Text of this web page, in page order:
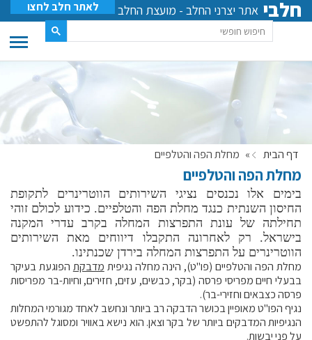
חלבי אתר יצרני החלב - מועצת החלב לאתר חלב לחצו
דף הבית » מחלת הפה והטלפיים
מחלת הפה והטלפיים
בימים אלו נכנסים נציגי השירותים הווטרינרים לתקופת
החיסון השנתית כנגד מחלת הפה והטלפיים. כידוע לכולם זוהי
תחילתה של עונת התפרצות המחלה בקרב עדרי המקנה
בישראל. רק לאחרונה התקבלו דיווחים מאת השירותים
הווטרינרים על התפרצות המחלה בירדן שכנתינו.
מחלת הפה והטלפיים (פו"ט), הינה מחלה נגיפית מדבקת הפוגעת בעיקר
בבעלי חיים מפריסי פרסה (בקר, כבשים, עזים, חזירים, וחיות-בר מפריסות
פרסה כצבאים וחזירי-בר).
נגיף הפו"ט מאופיין בכושר הדבקה רב ביותר ונחשב לאחד מגורמי המחלות
הנגיפיות המדבקים ביותר של בקר וצאן. הוא נישא באוויר ומסוגל להתפשט
על פני יבשות.